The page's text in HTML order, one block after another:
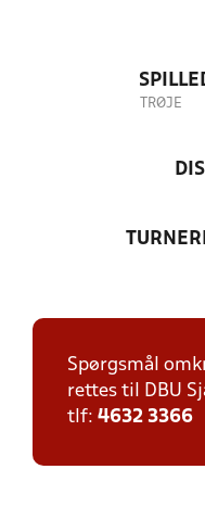
TRØJE
Spørgsmål
rettes til DBU
tlf: 4632 3366